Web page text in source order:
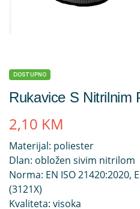
DOSTUPNO
Rukavice S Nitrilnim
2,10 KM
Materijal: poliester
Dlan: obložen sivim nitrilom
Norma: EN ISO 21420:2020,
(3121X)
Kvaliteta: visoka